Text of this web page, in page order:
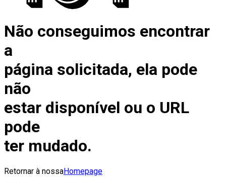
Não conseguimos encontrar
a
página solicitada, ela pode
não
estar disponível ou o URL
pode
ter mudado.
Retornar à nossaHomepage